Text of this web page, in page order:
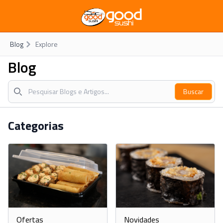
Blog Explore
Blog
Buscar
Categorias
Ofertas
Novidades